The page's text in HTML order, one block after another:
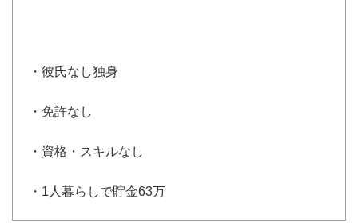
・彼氏なし独身
・免許なし
・資格・スキルなし
・1人暮らしで貯金63万